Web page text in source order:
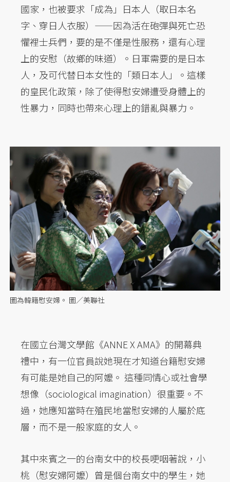
國家，也被要求「成為」日本人（取日本名
字、穿日人衣服）——因為活在砲彈與死亡恐
懼裡士兵們，要的是不僅是性服務，還有心理
上的安慰（故鄉的味道）。日軍需要的是日本
人，及可代替日本女性的「類日本人」。這樣
的皇民化政策，除了使得慰安婦遭受身體上的
性暴力，同時也帶來心理上的錯亂與暴力。
圖為韓籍慰安婦。 圖／美聯社
在國立台灣文學館《ANNE X AMA》的開幕典
禮中，有一位官員說她現在才知道台籍慰安婦
有可能是她自己的阿嬤。 這種同情心或社會學
想像（sociological imagination）很重要。不
過，她應知當時在殖民地當慰安婦的人屬於底
層，而不是一般家庭的女人。
其中來賓之一的台南女中的校長哽咽著說，小
桃（慰安婦阿嬤）曾是個台南女中的學生，她